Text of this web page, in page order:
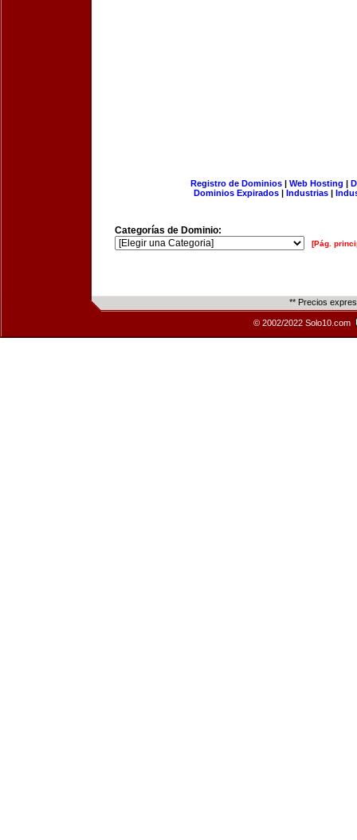
Registro de Dominios| Web Hosting |
Dominios Expirados | Industrias |
Categorías de Dominio:
[Pág.
** Precios
© 2002/2022 Solo10.com